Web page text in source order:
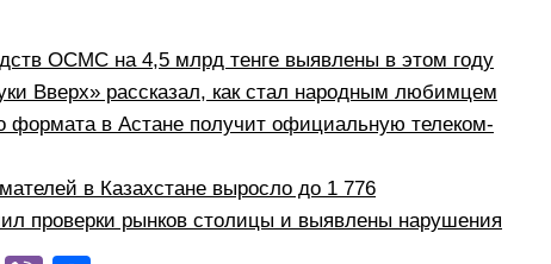
ОСМС на 4,5 млрд тенге выявлены в этом году
Вверх» рассказал, как стал народным любимцем
формата в Астане получит официальную телеком-
в Казахстане выросло до 1 776
проверки рынков столицы и выявлены нарушения